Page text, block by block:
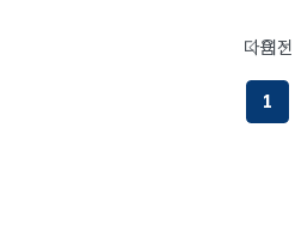
이전
페
1
다음페